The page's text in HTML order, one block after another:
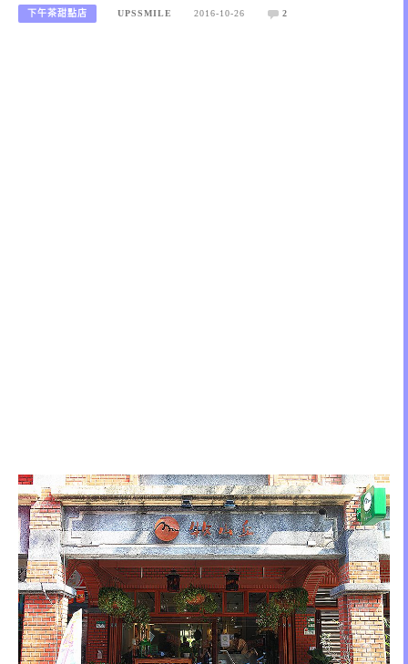
下午茶甜點店 UPSSMILE 2016-10-26 2